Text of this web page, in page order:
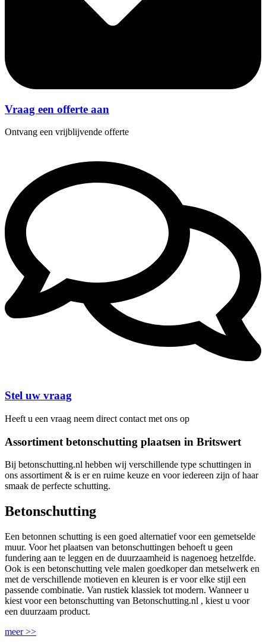
Vraag een offerte aan
Ontvang een vrijblijvende offerte
Stel uw vraag
Heeft u een vraag neem direct contact met ons op
Assortiment betonschutting plaatsen in Britswert
Bij betonschutting.nl hebben wij verschillende type schuttingen in
ons assortiment & is er en ruime keuze en voor iedereen zijn of haar
smaak de perfecte schutting.
Betonschutting
Een betonnen schutting is een goed alternatief voor een gemetselde
muur. Voor het plaatsen van betonschuttingen behoeft u geen
fundering aan te leggen en de duurzaamheid is nagenoeg hetzelfde.
Ook is een betonschutting vele malen goedkoper dan metselwerk en
met de verschillende motieven en kleuren is er voor elke stijl een
passende combinatie. Van rustiek klassiek tot modern. Wanneer u
kiest voor een betonschutting van Betonschutting.nl , kiest u voor
een duurzaam product.
meer >>